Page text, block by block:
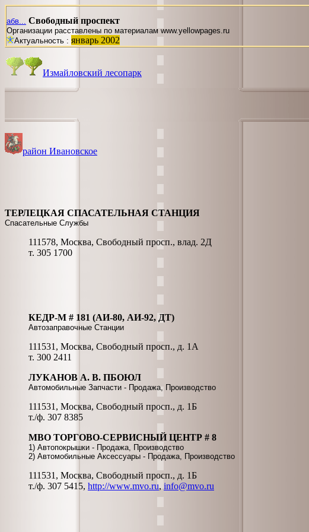
абв... Свободный проспект
Организации расставлены по материалам www.yellowpages.ru
Актуальность : январь 2002
Измайловский лесопарк
район Ивановское
ТЕРЛЕЦКАЯ СПАСАТЕЛЬНАЯ СТАНЦИЯ
Спасательные Службы
111578, Москва, Свободный просп., влад. 2Д
т. 305 1700
КЕДР-М # 181 (АИ-80, АИ-92, ДТ)
Автозаправочные Станции
111531, Москва, Свободный просп., д. 1А
т. 300 2411
ЛУКАНОВ А. В. ПБОЮЛ
Автомобильные Запчасти - Продажа, Производство
111531, Москва, Свободный просп., д. 1Б
т./ф. 307 8385
МВО ТОРГОВО-СЕРВИСНЫЙ ЦЕНТР # 8
1) Автопокрышки - Продажа, Производство
2) Автомобильные Аксессуары - Продажа, Производство
111531, Москва, Свободный просп., д. 1Б
т./ф. 307 5415, http://www.mvo.ru, info@mvo.ru